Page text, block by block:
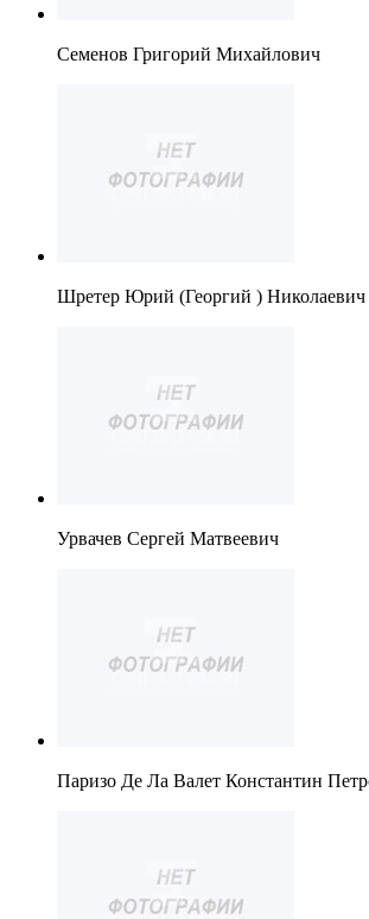
Семенов Григорий Михайлович
Шретер Юрий (Георгий ) Николаевич
Урвачев Сергей Матвеевич
Паризо Де Ла Валет Константин